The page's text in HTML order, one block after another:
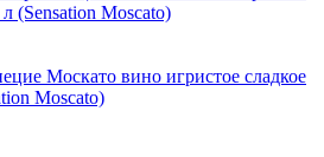
Москато вино игристое сладкое
Moscato)